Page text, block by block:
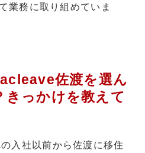
業務に取り組めていま
佐渡を選ん
きっかけを教えて
入社以前から佐渡に移住